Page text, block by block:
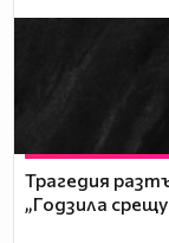
Трагедия
„Годзила